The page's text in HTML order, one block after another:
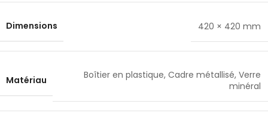
Dimensions 420 × 420 mm
Matériau Boîtier en plastique, Cadre métallisé, Verre
minéral